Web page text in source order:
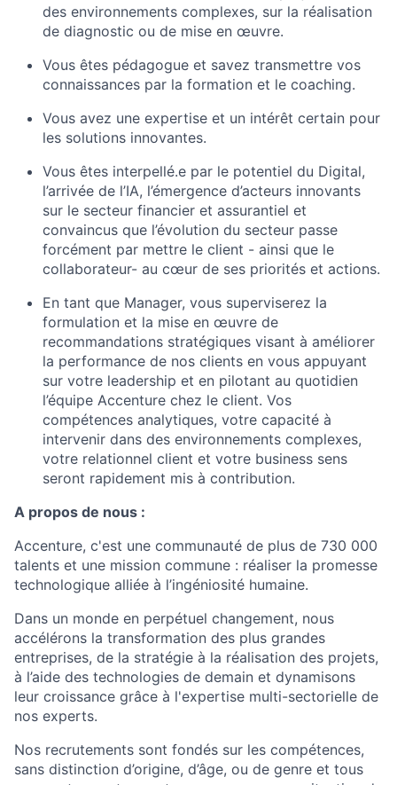
des environnements complexes, sur la réalisation
de diagnostic ou de mise en œuvre.
Vous êtes pédagogue et savez transmettre vos
connaissances par la formation et le coaching.
Vous avez une expertise et un intérêt certain pour
les solutions innovantes.
Vous êtes interpellé.e par le potentiel du Digital,
l’arrivée de l’IA, l’émergence d’acteurs innovants
sur le secteur financier et assurantiel et
convaincus que l’évolution du secteur passe
forcément par mettre le client - ainsi que le
collaborateur- au cœur de ses priorités et actions.
En tant que Manager, vous superviserez la
formulation et la mise en œuvre de
recommandations stratégiques visant à améliorer
la performance de nos clients en vous appuyant
sur votre leadership et en pilotant au quotidien
l’équipe Accenture chez le client. Vos
compétences analytiques, votre capacité à
intervenir dans des environnements complexes,
votre relationnel client et votre business sens
seront rapidement mis à contribution.
A propos de nous :
Accenture, c'est une communauté de plus de 730 000
talents et une mission commune : réaliser la promesse
technologique alliée à l’ingéniosité humaine.
Dans un monde en perpétuel changement, nous
accélérons la transformation des plus grandes
entreprises, de la stratégie à la réalisation des projets,
à l’aide des technologies de demain et dynamisons
leur croissance grâce à l'expertise multi-sectorielle de
nos experts.
Nos recrutements sont fondés sur les compétences,
sans distinction d’origine, d’âge, ou de genre et tous